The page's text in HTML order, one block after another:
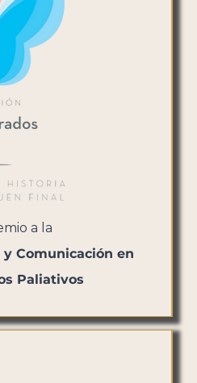
a la
Comunicación en
Paliativos